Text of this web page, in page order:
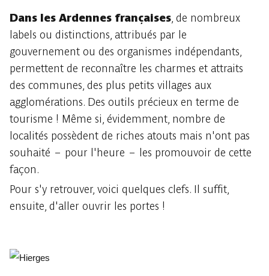
Dans les Ardennes françaises, de nombreux
labels ou distinctions, attribués par le
gouvernement ou des organismes indépendants,
permettent de reconnaître les charmes et attraits
des communes, des plus petits villages aux
agglomérations. Des outils précieux en terme de
tourisme ! Même si, évidemment, nombre de
localités possèdent de riches atouts mais n'ont pas
souhaité – pour l'heure – les promouvoir de cette
façon.
Pour s'y retrouver, voici quelques clefs. Il suffit,
ensuite, d'aller ouvrir les portes !